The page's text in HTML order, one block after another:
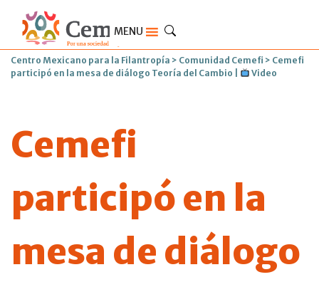
MENU
Centro Mexicano para la Filantropía > Comunidad Cemefi > Cemefi
participó en la mesa de diálogo Teoría del Cambio |
Video
Cemefi
participó en la
mesa de diálogo